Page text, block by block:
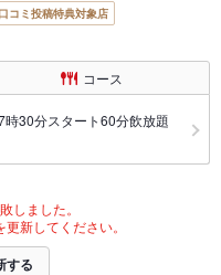
口コミ投稿特典対象店
コース
時30分スタート60分飲放題
しました。
新してください。
する